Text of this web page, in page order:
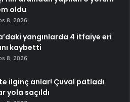
oldu
8, 2026
yangınlarda 4 itfaiye eri
kaybetti
8, 2026
ilginç anlar! Çuval patladı
yola saçıldı